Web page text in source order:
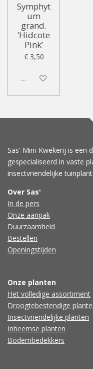
Symphyt
um
grand.
‘Hidcote
Pink’
€ 3,50
Uitgeschakeld
Sas' Mini-Kwekerij is een
gespecialiseerd in vaste
insectvriendelijke
Over Sas'
In de pers
Onze aanpak
Duurzaamheid
Bestellen
Openingstijden
Onze planten
Het volledige assortiment
Droogtebestendige
Insectvriendelijke planten
Inheemse planten
Bodembedekkers